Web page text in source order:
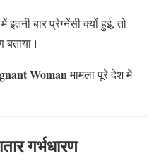
बार प्रेग्नेंसी क्यों हुई, तो
बताया।
Womanमामला पूरे देश में
गर्भधारण